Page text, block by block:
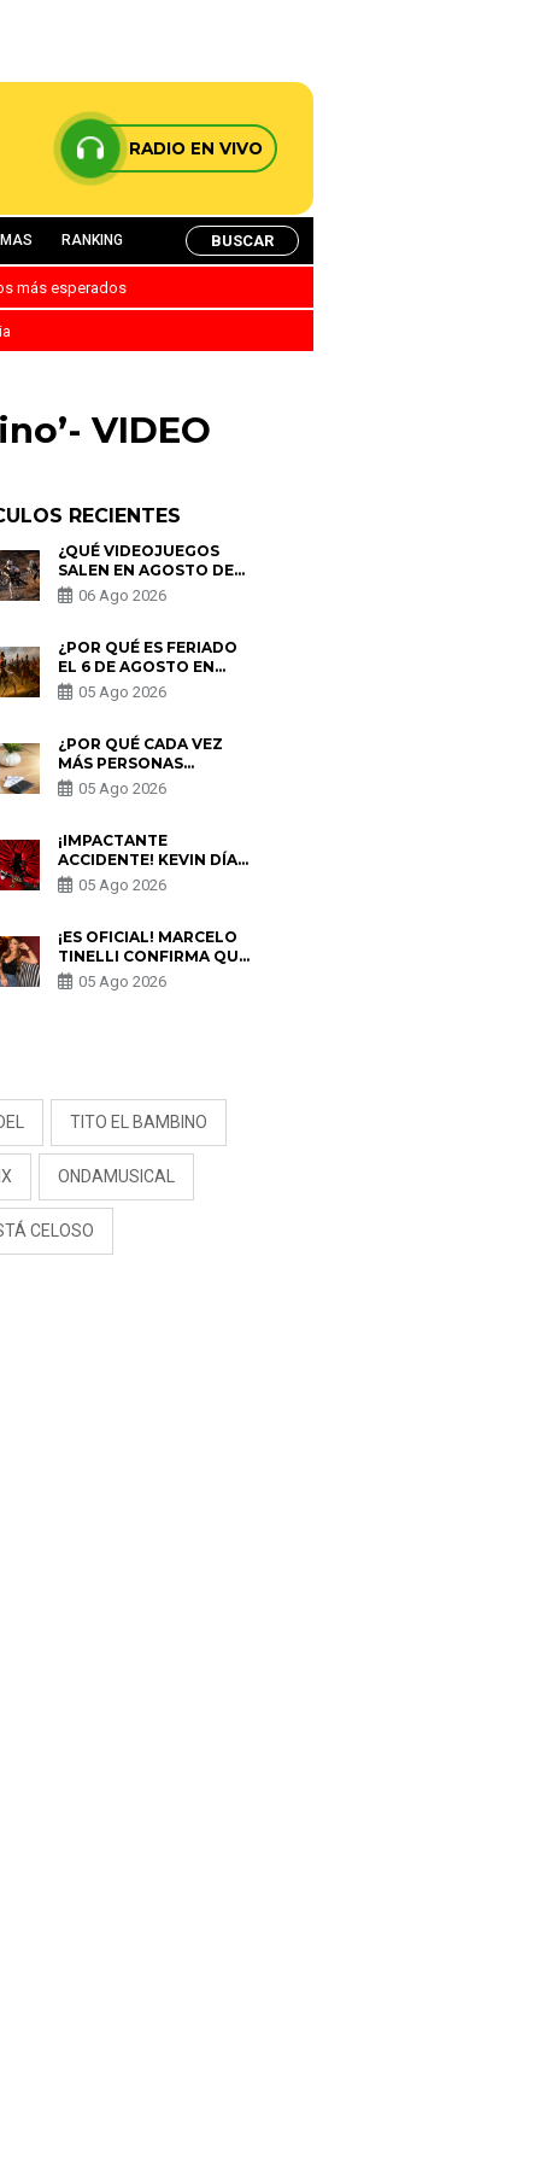
RADIO EN VIVO
RANKING BUSCAR
más esperados
VIDEO
RECIENTES
¿QUÉ VIDEOJUEGOS
SALEN EN AGOSTO DE
2026? ESTOS SON LOS
ESTRENOS MÁS
06 Ago 2026
¿POR QUÉ ES FERIADO
EL 6 DE AGOSTO EN
PERÚ? ESTA ES LA
HISTORIA
05 Ago 2026
¿POR QUÉ CADA VEZ
MÁS PERSONAS
UTILIZAN UNA VPN
PARA PROTEGER SU
05 Ago 2026
¡IMPACTANTE
ACCIDENTE! KEVIN DÍAZ
CAE DESDE OCHO
METROS EN “ESTO ES
PREOCUPACIÓN
05 Ago 2026
¡ES OFICIAL! MARCELO
TINELLI CONFIRMA QUE
REGRESÓ CON MILETT
FIGUEROA: “EL AMOR
05 Ago 2026
TITO EL BAMBINO
ONDAMUSICAL
CELOSO